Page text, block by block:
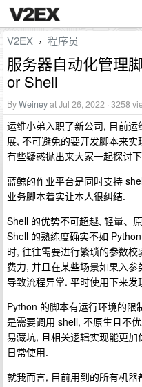
V2EX › 程序员
服务器自动化管理
or Shell
ByWeineyat Jul 26, 2022 · 3258
运维小弟入职了新公司, 目前
展, 不可避免的要开发脚本来
有些疑惑抛出来大家一起探讨
蓝鲸的作业平台是同时支持
业务脚本着实让本人很纠结.
Shell 的优势不可超越, 轻量、
Shell 的熟练度确实不如
时, 往往需要进行繁琐的参数
费力, 并且在某些场景如果入
导致流程异常. 平时使用下来发
Python 的脚本有运行环境的限
是需要调用 shell, 不原生且不
易藏坑, 且相关逻辑实现能更
日常使用.
就我而言, 目前用到的所有机